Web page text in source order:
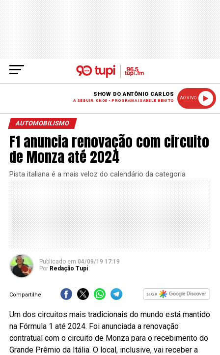
SHOW DO ANTÔNIO CARLOS
A SEGUIR: 08:00 - PROGRAMA ISABELE BENITO
AO VIVO
AUTOMOBILISMO
F1 anuncia renovação com circuito
de Monza até 2024
Pista italiana é a mais veloz do calendário da categoria
Publicado em 04/09/19 17:19
Por Redação Tupi
Compartilhe
Um dos circuitos mais tradicionais do mundo está mantido
na Fórmula 1 até 2024. Foi anunciada a renovação
contratual com o circuito de Monza para o recebimento do
Grande Prêmio da Itália. O local, inclusive, vai receber a